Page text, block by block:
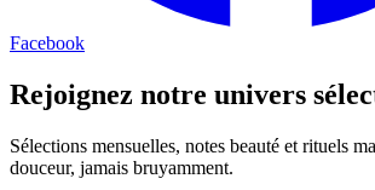
Facebook
Rejoignez notre univers
Sélections mensuelles, notes beauté et rituels
douceur, jamais bruyamment.